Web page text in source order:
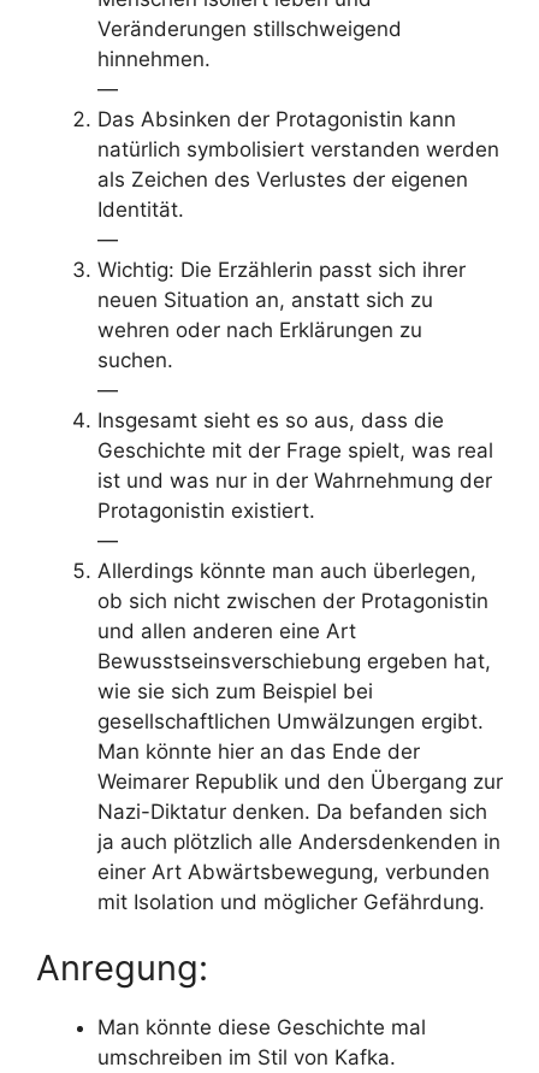
Veränderungen stillschweigend
hinnehmen.
—
Das Absinken der Protagonistin kann
natürlich symbolisiert verstanden werden
als Zeichen des Verlustes der eigenen
Identität.
—
Wichtig: Die Erzählerin passt sich ihrer
neuen Situation an, anstatt sich zu
wehren oder nach Erklärungen zu
suchen.
—
Insgesamt sieht es so aus, dass die
Geschichte mit der Frage spielt, was real
ist und was nur in der Wahrnehmung der
Protagonistin existiert.
—
Allerdings könnte man auch überlegen,
ob sich nicht zwischen der Protagonistin
und allen anderen eine Art
Bewusstseinsverschiebung ergeben hat,
wie sie sich zum Beispiel bei
gesellschaftlichen Umwälzungen ergibt.
Man könnte hier an das Ende der
Weimarer Republik und den Übergang zur
Nazi-Diktatur denken. Da befanden sich
ja auch plötzlich alle Andersdenkenden in
einer Art Abwärtsbewegung, verbunden
mit Isolation und möglicher Gefährdung.
Anregung:
Man könnte diese Geschichte mal
umschreiben im Stil von Kafka.